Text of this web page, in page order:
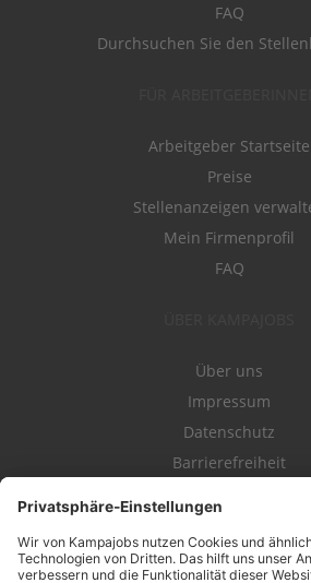
FAQ
Durchsuchen Sie den
Arbeitgeber Startseite
Preise
Stellenanzeigen
Mein Firmenprofil
FAQ
Über uns
Impressum
Datenschutz
Barrierefreiheit
Kampahire